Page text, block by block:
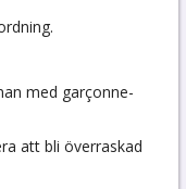
med garçonne-
att bli överraskad